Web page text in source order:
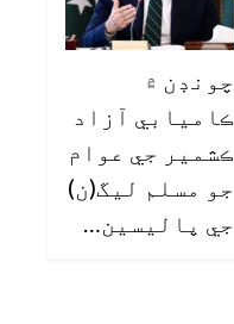
چونڊن ۾
ڪاميابي آزاد
ڪشمير جي عوام
جو مسلم ليگ(ن)
جي پاليسين…